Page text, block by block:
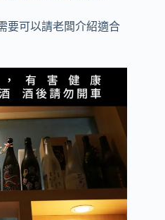
要可以請老闆介紹適合